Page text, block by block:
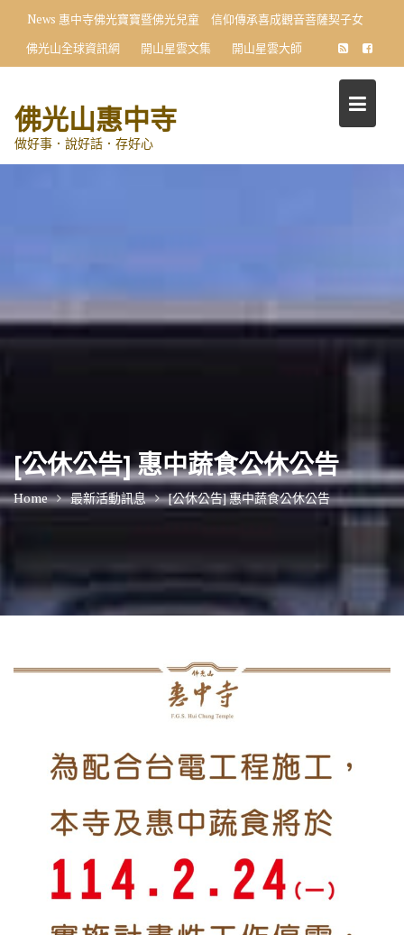
content
News 惠中寺佛光寶寶暨佛光兒童 信仰傳承喜成觀音菩薩契子女
佛光山全球資訊網
開山星雲文集 開山星雲大師
佛光山惠中寺
做好事．說好話．存好心
[公休公告] 惠中蔬食公休公告
Home 最新活動訊息 [公休公告] 惠中蔬食公休公告